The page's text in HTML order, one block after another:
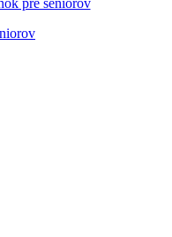
pre seniorov